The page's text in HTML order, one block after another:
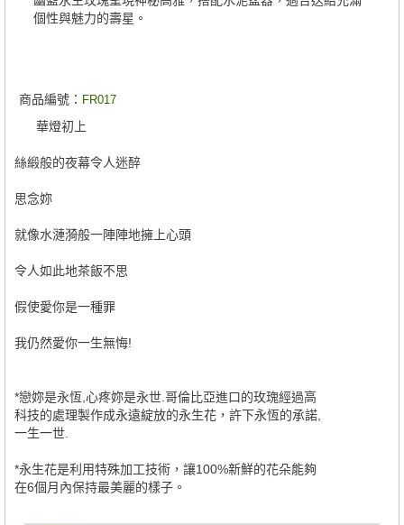
個性與魅力的壽星。
商品編號： FR017
華燈初上
絲緞般的夜幕令人迷醉
思念妳
就像水漣漪般一陣陣地擁上心頭
令人如此地茶飯不思
假使愛你是一種罪
我仍然愛你一生無悔!
*戀妳是永恆,心疼妳是永世.哥倫比亞進口的玫瑰經過高
科技的處理製作成永遠綻放的永生花，許下永恆的承諾,
一生一世.
*永生花是利用特殊加工技術，讓100%新鮮的花朵能夠
在6個月內保持最美麗的樣子。